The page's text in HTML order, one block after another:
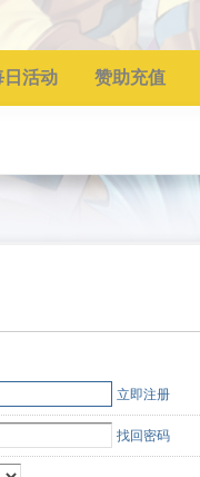
日活动 赞助充值
立即注册
找回密码